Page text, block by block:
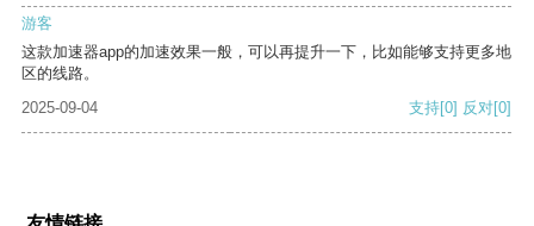
游客
这款加速器app的加速效果一般，可以再提升一下，比如能够支持更多地
区的线路。
2025-09-04
支持[0] 反对[0]